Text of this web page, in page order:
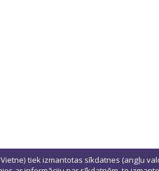
tiek izmantotas sīkdatnes (angļu